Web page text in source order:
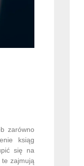
zarówno
ksiąg
się na
zajmują